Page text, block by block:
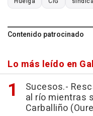
Contenido patrocinado
Lo más leído en
Sucesos.-
al río mientras
Carballiño